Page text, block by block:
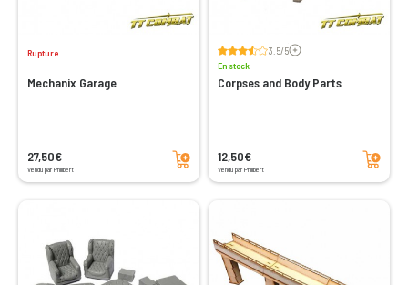
Rupture
Mechanix Garage
27,50€
Vendu par Philibert
Ajouter au panier
3.5/5Voir les avis
En stock
Corpses and Body Parts
12,50€
Vendu par Philibert
Ajouter au panier